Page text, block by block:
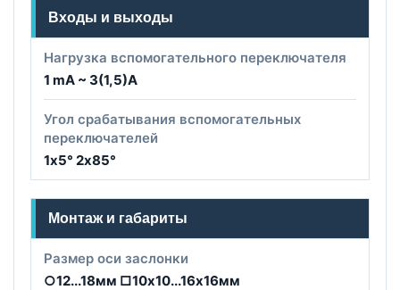
Входы и выходы
Нагрузка вспомогательного переключателя
1 mA ~ 3(1,5)A
Угол срабатывания вспомогательных
переключателей
1х5° 2х85°
Монтаж и габариты
Размер оси заслонки
○12...18мм □10х10...16х16мм